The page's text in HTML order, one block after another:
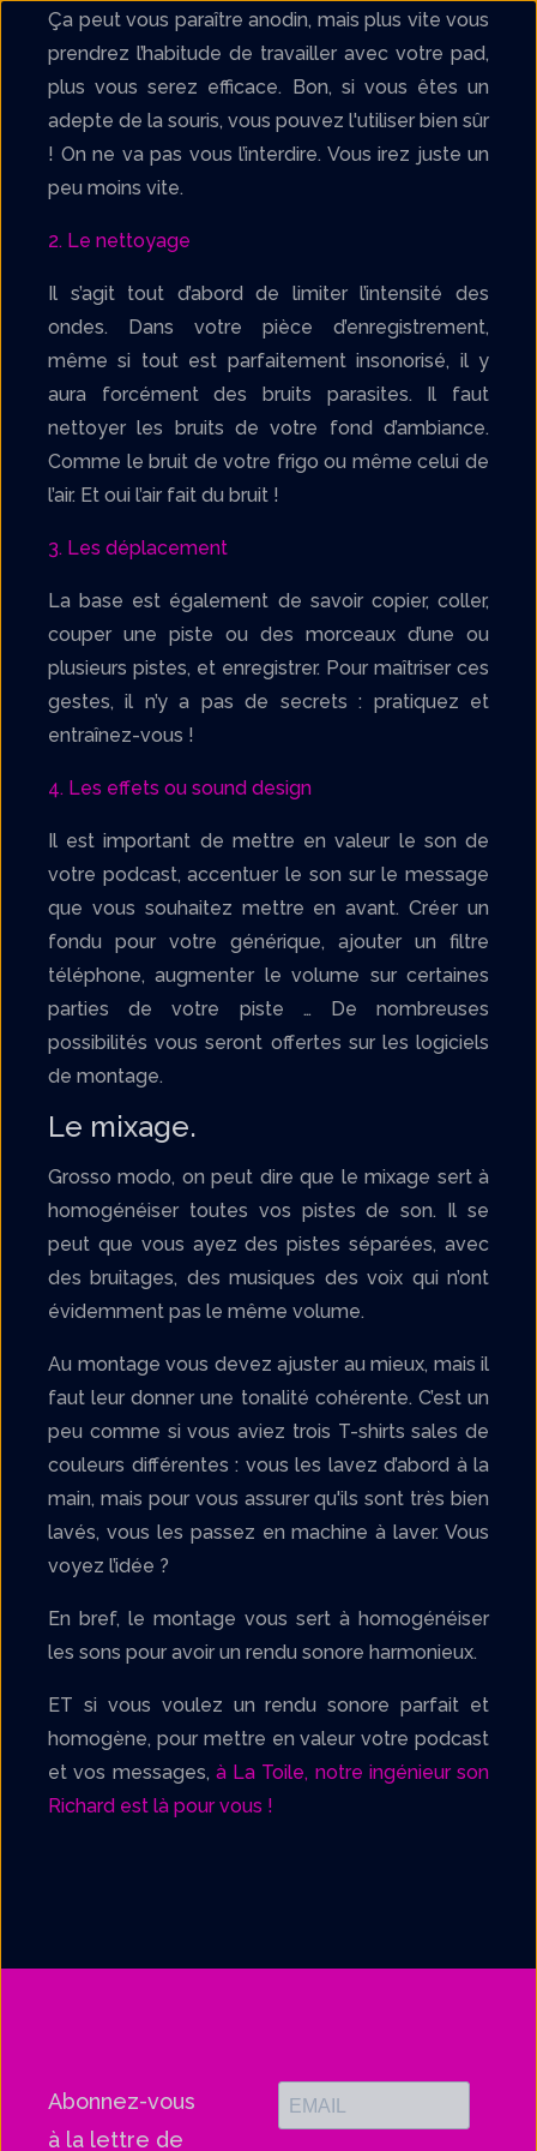
Ça peut vous paraître anodin, mais plus vite vous
prendrez l’habitude de travailler avec votre pad,
plus vous serez efficace. Bon, si vous êtes un
adepte de la souris, vous pouvez l'utiliser bien sûr
! On ne va pas vous l’interdire. Vous irez juste un
peu moins vite.
2. Le nettoyage
Il s’agit tout d’abord de limiter l’intensité des
ondes. Dans votre pièce d’enregistrement,
même si tout est parfaitement insonorisé, il y
aura forcément des bruits parasites. Il faut
nettoyer les bruits de votre fond d’ambiance.
Comme le bruit de votre frigo ou même celui de
l’air. Et oui l’air fait du bruit !
3. Les déplacement
La base est également de savoir copier, coller,
couper une piste ou des morceaux d’une ou
plusieurs pistes, et enregistrer. Pour maîtriser ces
gestes, il n’y a pas de secrets : pratiquez et
entraînez-vous !
4. Les effets ou sound design
Il est important de mettre en valeur le son de
votre podcast, accentuer le son sur le message
que vous souhaitez mettre en avant. Créer un
fondu pour votre générique, ajouter un filtre
téléphone, augmenter le volume sur certaines
parties de votre piste … De nombreuses
possibilités vous seront offertes sur les logiciels
de montage.
Le mixage.
Grosso modo, on peut dire que le mixage sert à
homogénéiser toutes vos pistes de son. Il se
peut que vous ayez des pistes séparées, avec
des bruitages, des musiques des voix qui n’ont
évidemment pas le même volume.
Au montage vous devez ajuster au mieux, mais il
faut leur donner une tonalité cohérente. C’est un
peu comme si vous aviez trois T-shirts sales de
couleurs différentes : vous les lavez d’abord à la
main, mais pour vous assurer qu'ils sont très bien
lavés, vous les passez en machine à laver. Vous
voyez l’idée ?
En bref, le montage vous sert à homogénéiser
les sons pour avoir un rendu sonore harmonieux.
ET si vous voulez un rendu sonore parfait et
homogène, pour mettre en valeur votre podcast
et vos messages, à La Toile, notre ingénieur son
Richard est là pour vous !
Abonnez-vous
à la lettre de